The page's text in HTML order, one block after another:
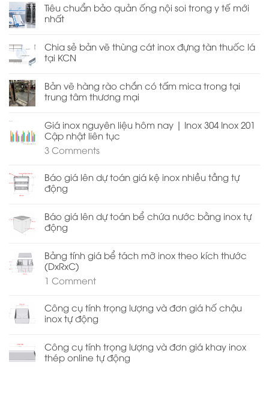
Tiêu chuẩn bảo quản ống nội soi trong y tế mới
nhất
Chia sẻ bản vẽ thùng cát inox đựng tàn thuốc lá
tại KCN
Bản vẽ hàng rào chắn có tấm mica trong tại
trung tâm thương mại
Giá inox nguyên liệu hôm nay | Inox 304 Inox 201
Cập nhật liên tục
3 Comments
Báo giá lên dự toán giá kệ inox nhiều tầng tự
động
Báo giá lên dự toán bể chứa nước bằng inox tự
động
Bảng tính giá bể tách mỡ inox theo kích thước
(DxRxC)
1 Comment
Công cụ tính trọng lượng và đơn giá hố chậu
inox tự động
Công cụ tính trọng lượng và đơn giá khay inox
thép online tự động